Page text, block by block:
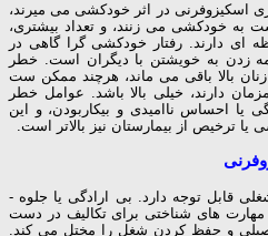
به بیماری اسکیزوفرنی در اثر خودکشی می ­میرند،
بار دست به خودکشی می­ زنند، و تعداد بیشتری،
­ای دارند. رفتار خودکشی­ گرا گاهی در
زدن به خویشتن با دیگران است. خطر
بالا باقی می­ ماند، هرچند ممکن ست
دارند، خیلی بالا باشد. عوامل خطر
یا احساس ناامیدی و بیکاربودن، و این
ترخیص از بیمارستان نیز بالاتر است.
اسکیزوفرنی با کژکاری اجتماعی و شغلی قابل توجه دارد. بی ­ارادگی یا جلوه ­
مهارت­ های شناختی برای تکالیف در دست
و حفظ کردن شغل را مختل می­ کند.